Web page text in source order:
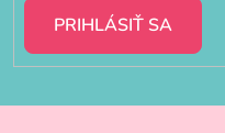
PRIHLÁSIŤ SA